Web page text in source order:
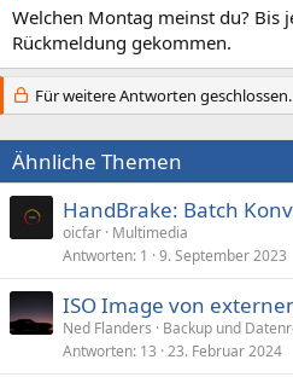
Grüße an alle
Welchen Montag meinst du? Bis
Rückmeldung gekommen.
Für weitere Antworten geschlossen.
Ähnliche Themen
HandBrake: Batch
oicfar Multimedia
Antworten 1 9. September 2023
ISO Image von
Ned Flanders
Backup und
Antworten 13 23. Februar 2024